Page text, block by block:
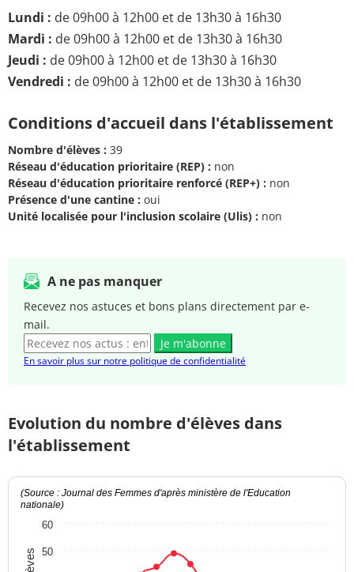
Lundi : de 09h00 à 12h00 et de 13h30 à 16h30
Mardi : de 09h00 à 12h00 et de 13h30 à 16h30
Jeudi : de 09h00 à 12h00 et de 13h30 à 16h30
Vendredi : de 09h00 à 12h00 et de 13h30 à 16h30
Conditions d'accueil dans l'établissement
Nombre d'élèves : 39
Réseau d'éducation prioritaire (REP) : non
Réseau d'éducation prioritaire renforcé (REP+) : non
Présence d'une cantine : oui
Unité localisée pour l'inclusion scolaire (Ulis) : non
A ne pas manquer
Recevez nos astuces et bons plans directement par e-
mail.
Je m'abonne
En savoir plus sur notre politique de confidentialité
Evolution du nombre d'élèves dans
l'établissement
(Source : Journal des Femmes d'après ministère de l'Education
nationale)
50
60